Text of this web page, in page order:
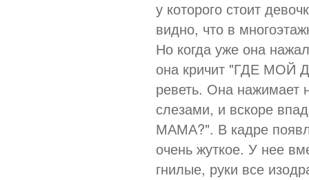
у которого стоит
видно, что в
Но когда уже она
она кричит "ГДЕ МОЙ
реветь. Она нажимает
слезами, и вскоре
МАМА?". В кадре
очень жуткое. У нее
гнилые, руки все